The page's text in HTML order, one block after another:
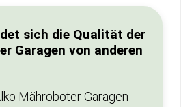
sich die Qualität der
Garagen von anderen
Mähroboter Garagen